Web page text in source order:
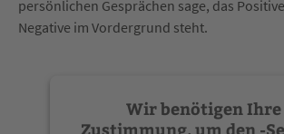
persönlichen Gesprächen sage, das
Negative im Vordergrund steht.
Wir benötigen Ihre
Zustimmung, um den -